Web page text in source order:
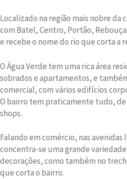
Localizado na região mais nobre
com Batel, Centro, Portão,
e recebe o nome do rio que corta a
O Água Verde tem uma rica área
sobrados e apartamentos, e
comercial, com vários edifícios
O bairro tem praticamente tudo,
shops.
Falando em comércio, nas avenidas
concentra-se uma grande
decorações, como também no
que corta o bairro.